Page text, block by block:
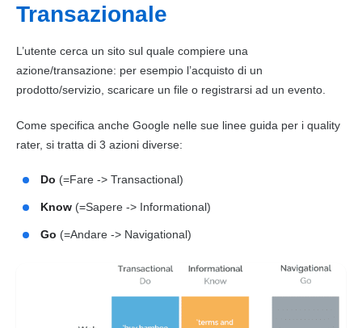
Transazionale
L’utente cerca un sito sul quale compiere una
azione/transazione: per esempio l’acquisto di un
prodotto/servizio, scaricare un file o registrarsi ad un evento.
Come specifica anche Google nelle sue linee guida per i quality
rater, si tratta di 3 azioni diverse:
Do (=Fare -> Transactional)
Know (=Sapere -> Informational)
Go (=Andare -> Navigational)